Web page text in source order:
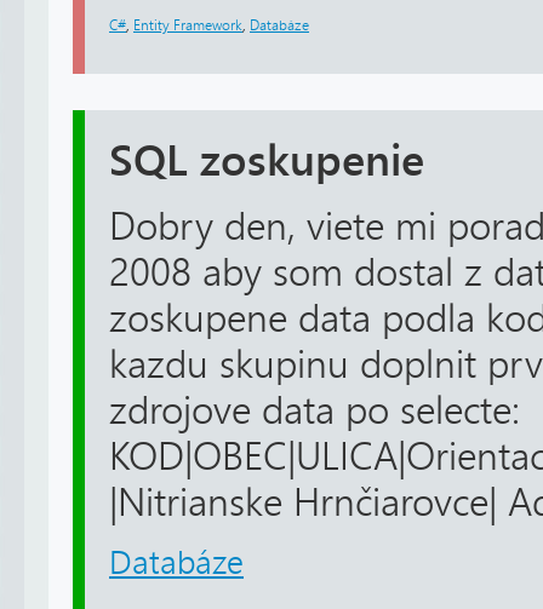
C# Entity Framework Databáze
SQL zoskupenie
Dobry den, viete mi
2008 aby som dostal z
zoskupene data podla
kazdu skupinu doplnit
zdrojove data po selecte:
|Nitrianske Hrnčiarovce|
Databáze